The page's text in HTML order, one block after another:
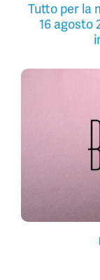
Tutto per la
16 agosto